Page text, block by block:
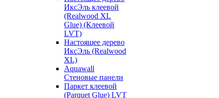
ИксЭль клеевой
(Realwood XL
Glue) (Клеевой
LVT)
Настоящее дерево
ИксЭль (Realwood
XL)
Aquawall
Стеновые панели
Паркет клеевой
(Parquet Glue) LVT